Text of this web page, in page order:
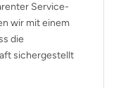
Service-
wir mit einem
die
sichergestellt